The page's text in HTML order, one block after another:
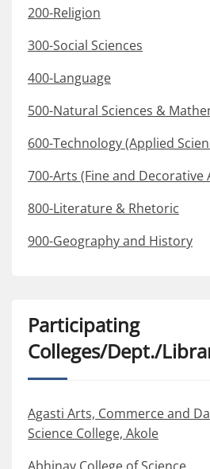
200-Religion
300-Social Sciences
400-Language
500-Natural Sciences &
600-Technology (Applied
700-Arts (Fine and Decorative
800-Literature & Rhetoric
900-Geography and History
Participating
Colleges/Dept./
Agasti Arts, Commerce and
Science College, Akole